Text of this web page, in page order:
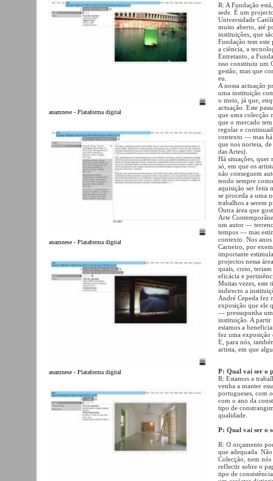
anamnese - Plataforma digital
anamnese - Plataforma digital
anamnese - Plataforma digital
R: A Fundação
sede. É um
Universidade
muito aberto, até
instituições, que
Fundação tem
a ciência, a
Entretanto, a
isso constituiu um
gestão, mas que
eu.
A nossa actuação
uma instituição
o meio, já que,
actuação. Este
que uma colecção
que o mercado
regular e
contexto — mas
que nos norteia,
das Artes).
Há situações, quer
só, em que os
não conseguem
tendo sempre
aquisição ser feita
se proceda a uma
trabalhos a serem
Outra área que
Arte
um autor —
tempos — mas
contexto. Nos
Carneiro, por
importante
projectos nessa
quais, creio,
eficácia e
Muitas vezes, este
indirecto a
André Cepeda fez
exposição que ele
— pressupunha
instituição. A partir
estamos a
fez uma
E, para nós,
artista, em que
P: Qual vai ser o
R: Estamos a
venha a manter
portugueses, com
com o ano da
tipo de
qualidade.
P: Qual vai ser o
R: O orçamento
que adequada.
Colecção, nem
reflectir sobre o
tipo de